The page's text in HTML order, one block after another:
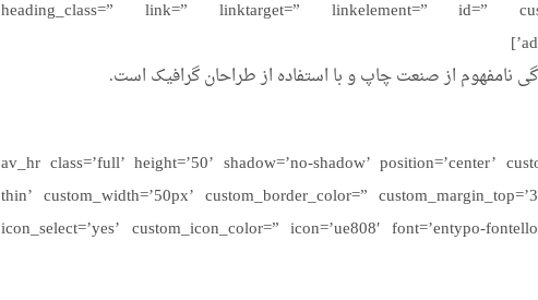
heading_class=” link=” linktarget=” linkelement=” id=”
نامفهوم از صنعت چاپ و با استفاده از طراحان گرافیک است.
[/av_one_full][av_hr class=’full’ height=’50’ shadow=’no-shadow’ position=’center’
thin’ custom_width=’50px’ custom_border_color=”
icon_select=’yes’ custom_icon_color=” icon=’ue808′ font=’entypo-